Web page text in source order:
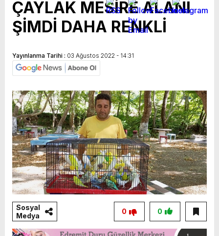
ÇAYLAK MESİRE ALANI
ŞİMDİ DAHA RENKLİ
Yayınlanma Tarihi : 03 Ağustos 2022 - 14:31
Sosyal
Medya
0
0